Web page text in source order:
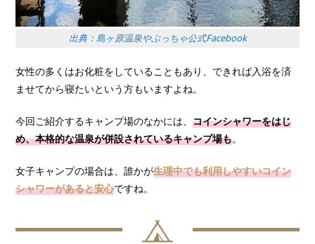
出典：島ヶ原温泉やぶっちゃ公式Facebook
女性の多くはお化粧をしていることもあり、できれば入浴を済
ませてから寝たいという方もいますよね。
今回ご紹介するキャンプ場のなかには、コインシャワーをはじ
め、本格的な温泉が併設されているキャンプ場も。
女子キャンプの場合は、誰かが生理中でも利用しやすいコイン
シャワーがあると安心ですね。